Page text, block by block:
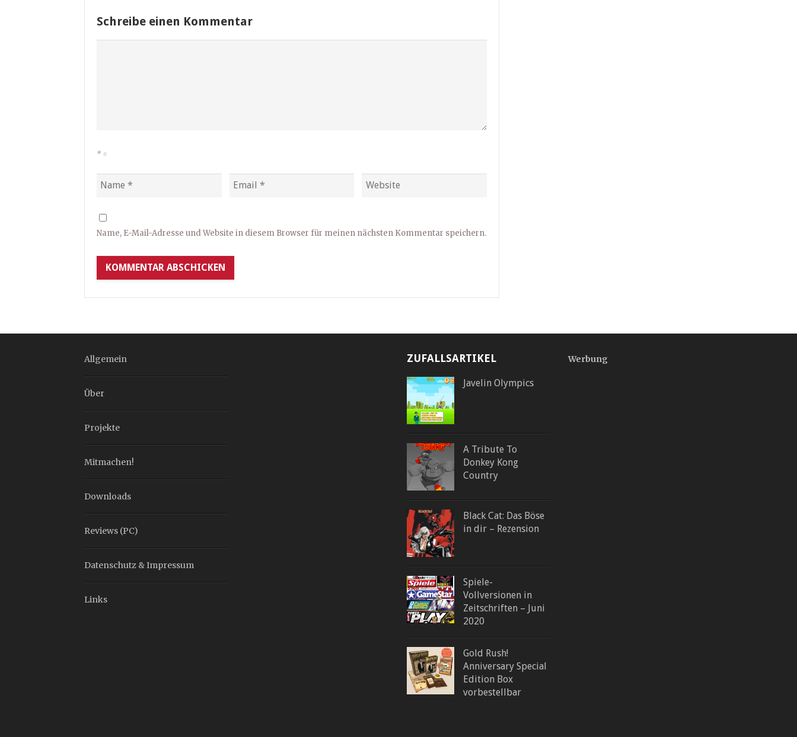
Schreibe einen Kommentar
* =
Name, E-Mail-Adresse und Website in diesem Browser für meinen nächsten Kommentar speichern.
Allgemein
Über
Projekte
Mitmachen!
Downloads
Reviews (PC)
Datenschutz & Impressum
Links
ZUFALLSARTIKEL
Javelin Olympics
A Tribute To
Donkey Kong
Country
Black Cat: Das Böse
in dir – Rezension
Spiele-
Vollversionen in
Zeitschriften – Juni
2020
Gold Rush!
Anniversary Special
Edition Box
vorbestellbar
Werbung